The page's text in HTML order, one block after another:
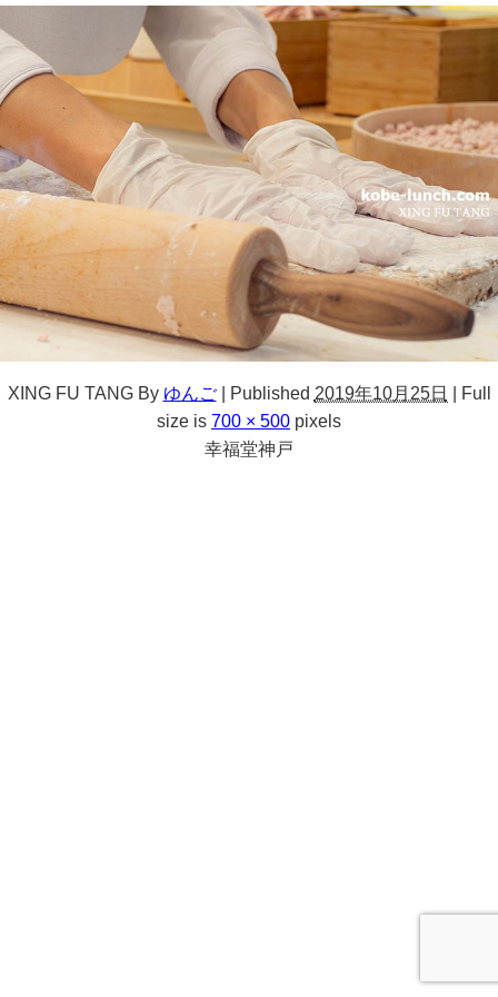
XING FU TANG By ゆんご Published 2019年10月25日
Full
size is 700 × 500 pixels
幸福堂神戸